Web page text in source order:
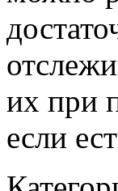
их при
если